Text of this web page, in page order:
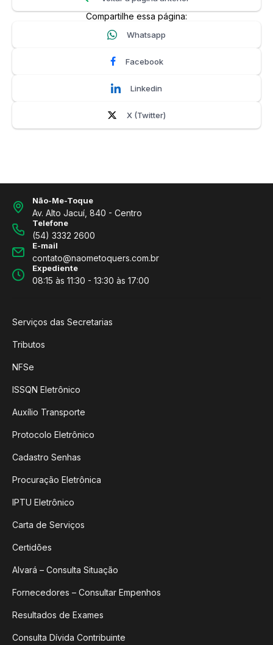
Compartilhe essa página:
Whatsapp
Facebook
Linkedin
X (Twitter)
Não-Me-Toque
Av. Alto Jacuí, 840 - Centro
Telefone
(54) 3332 2600
E-mail
contato@naometoquers.com.br
Expediente
08:15 às 11:30 - 13:30 às 17:00
Serviços das Secretarias
Tributos
NFSe
ISSQN Eletrônico
Auxílio Transporte
Protocolo Eletrônico
Cadastro Senhas
Procuração Eletrônica
IPTU Eletrônico
Carta de Serviços
Certidões
Alvará – Consulta Situação
Fornecedores – Consultar Empenhos
Resultados de Exames
Consulta Dívida Contribuinte